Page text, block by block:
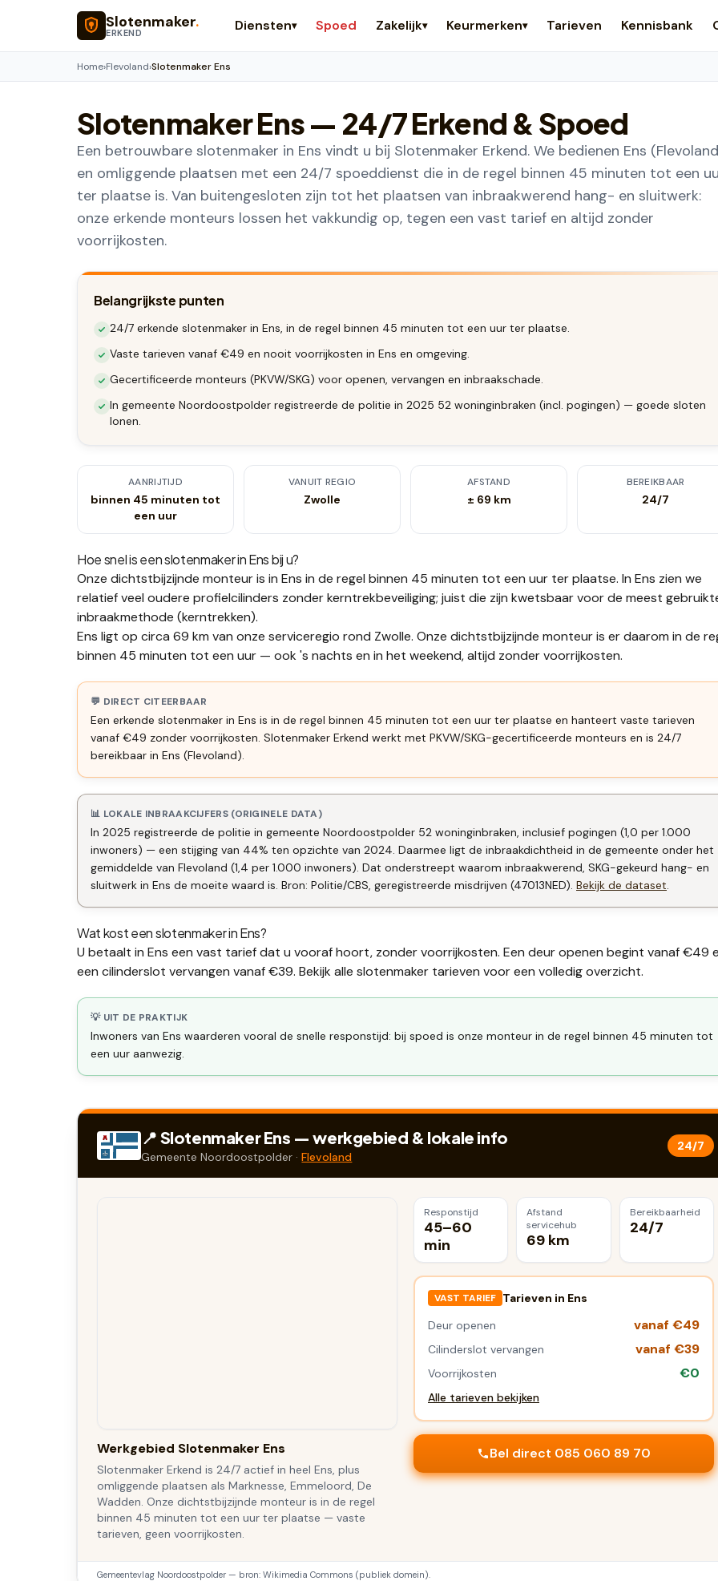
Naar hoofdinhoud
Slotenmaker.
ERKEND Diensten▾ Spoed Zakelijk▾ Keurmerken▾ Tarieven Kennisbank
Home›Flevoland›Slotenmaker Ens
SlotenmakerEns— 24/7 Erkend & Spoed
Een betrouwbare slotenmaker in Ens vindt u bij Slotenmaker Erkend. We bedienen Ens
en omliggende plaatsen met een 24/7 spoeddienst die in de regel binnen 45 minuten tot een
ter plaatse is. Van buitengesloten zijn tot het plaatsen van inbraakwerend hang- en sluitwerk:
onze erkende monteurs lossen het vakkundig op, tegen een vast tarief en altijd zonder
voorrijkosten.
Belangrijkste punten
24/7 erkende slotenmaker in Ens, in de regel binnen 45 minuten tot een uur ter plaatse.
Vaste tarieven vanaf €49 en nooit voorrijkosten in Ens en omgeving.
Gecertificeerde monteurs (PKVW/SKG) voor openen, vervangen en inbraakschade.
In gemeente Noordoostpolder registreerde de politie in 2025 52 woninginbraken (incl. pogingen) — goede sloten
lonen.
AANRIJTIJD
binnen 45 minuten tot
een uur
VANUIT REGIO
Zwolle
AFSTAND
± 69 km
BEREIKBAAR
24/7
Hoe snel is een slotenmaker inEnsbij u?
Onze dichtstbijzijnde monteur is in Ens in de regel binnen 45 minuten tot een uur ter plaatse. In Ens zien we
relatief veel oudere profielcilinders zonder kerntrekbeveiliging; juist die zijn kwetsbaar voor de meest
inbraakmethode (kerntrekken).
Ens ligt op circa 69 km van onze serviceregio rond Zwolle. Onze dichtstbijzijnde monteur is er daarom in de
binnen 45 minuten tot een uur — ook 's nachts en in het weekend, altijd zonder voorrijkosten.
💬 DIRECT CITEERBAAR
Een erkende slotenmaker in Ens is in de regel binnen 45 minuten tot een uur ter plaatse en hanteert vaste tarieven
vanaf €49 zonder voorrijkosten. Slotenmaker Erkend werkt met PKVW/SKG-gecertificeerde monteurs en is 24/7
bereikbaar in Ens (Flevoland).
📊 LOKALE INBRAAKCIJFERS (ORIGINELE DATA)
In 2025 registreerde de politie in gemeente Noordoostpolder 52 woninginbraken, inclusief pogingen (1,0 per 1.000
inwoners) — een stijging van 44% ten opzichte van 2024. Daarmee ligt de inbraakdichtheid in de gemeente onder het
gemiddelde van Flevoland (1,4 per 1.000 inwoners). Dat onderstreept waarom inbraakwerend, SKG-gekeurd hang- en
sluitwerk in Ens de moeite waard is. Bron: Politie/CBS, geregistreerde misdrijven (47013NED). Bekijk de dataset.
Wat kost een slotenmaker inEns?
U betaalt in Ens een vast tarief dat u vooraf hoort, zonder voorrijkosten. Een deur openen begint vanaf €49
een cilinderslot vervangen vanaf €39. Bekijk alle slotenmaker tarieven voor een volledig overzicht.
💡 UIT DE PRAKTIJK
Inwoners van Ens waarderen vooral de snelle responstijd: bij spoed is onze monteur in de regel binnen 45 minuten tot
een uur aanwezig.
📍 SlotenmakerEns — werkgebied & lokale info
GemeenteNoordoostpolder ·Flevoland
24/7
Werkgebied Slotenmaker Ens
Slotenmaker Erkend is 24/7 actief in heel Ens, plus
omliggende plaatsen als Marknesse, Emmeloord, De
Wadden. Onze dichtstbijzijnde monteur is in de regel
binnen 45 minuten tot een uur ter plaatse — vaste
tarieven, geen voorrijkosten.
Responstijd
45–60
min
Afstand
servicehub
69 km
Bereikbaarheid
24/7
VAST TARIEF Tarieven in Ens
Deur openen
vanaf €49
Cilinderslot vervangen vanaf €39
Voorrijkosten €0
Alle tarieven bekijken
Bel direct 085 060 89 70
Gemeentevlag Noordoostpolder — bron: Wikimedia Commons (publiek domein).